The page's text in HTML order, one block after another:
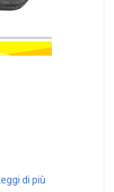
Leggi di più